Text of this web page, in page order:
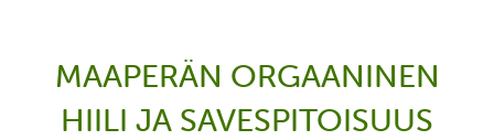
MAAPERÄN ORGAANINEN
HIILI JA SAVESPITOISUUS